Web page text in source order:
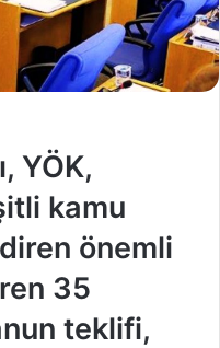
YÖK,
kamu
önemli
35
teklifi,